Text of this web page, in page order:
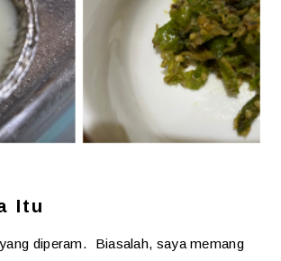
Itu
diperam. Biasalah, saya memang